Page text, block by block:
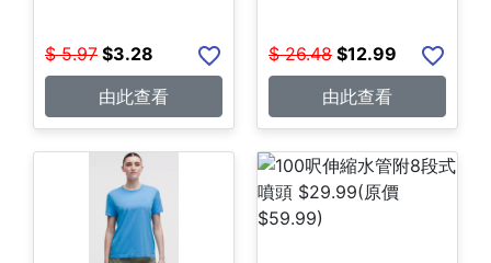
$ 5.97 $3.28
由此查看
$ 26.48 $12.99
由此查看